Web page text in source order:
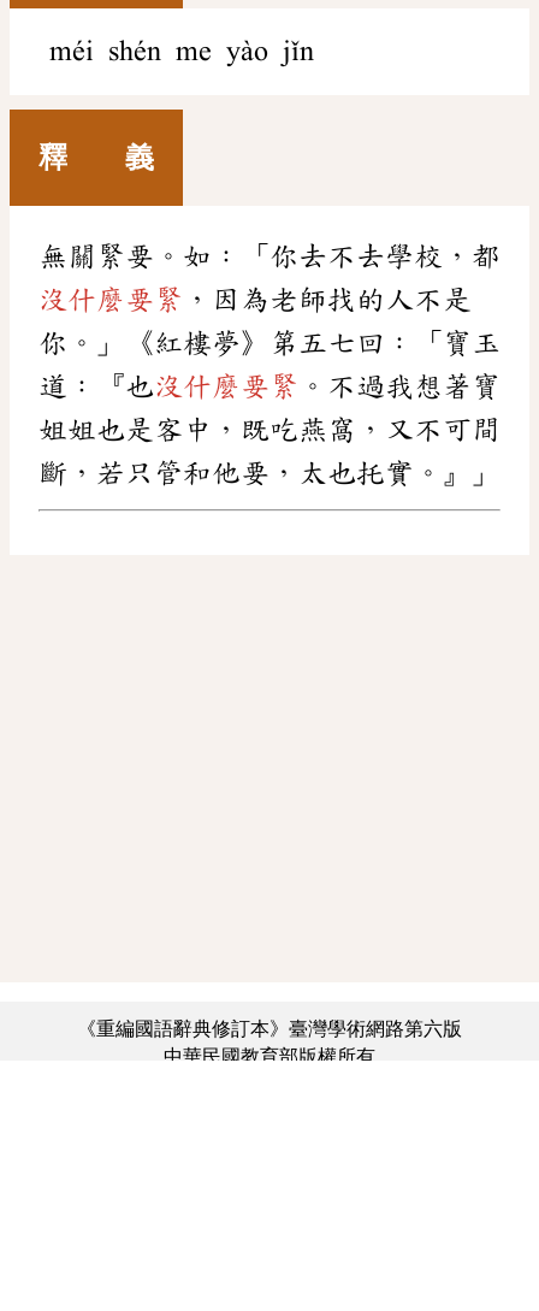
méi shén me yào jǐn
釋 義
無關緊要。如：「你去不去學校，都
沒什麼要緊 ，因為老師找的人不是
你。」《紅樓夢》第五七回：「寶玉
道：『也沒什麼要緊 。不過我想著寶
姐姐也是客中，既吃燕窩，又不可間
斷，若只管和他要，太也托實。』」
《重編國語辭典修訂本》臺灣學術網路第六版
中華民國教育部版權所有